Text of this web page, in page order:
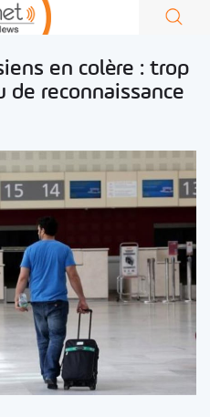
en colère : trop
de reconnaissance